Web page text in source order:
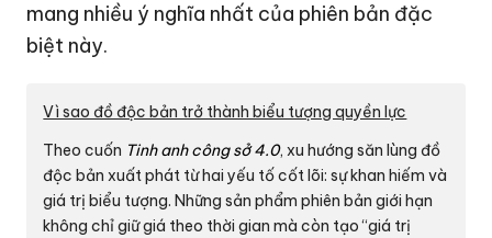
mang nhiều ý nghĩa nhất của phiên bản đặc
biệt này.
Vì sao đồ độc bản trở thành biểu tượng quyền lực
Theo cuốn Tinh anh công sở 4.0, xu hướng săn lùng đồ
độc bản xuất phát từ hai yếu tố cốt lõi: sự khan hiếm và
giá trị biểu tượng. Những sản phẩm phiên bản giới hạn
không chỉ giữ giá theo thời gian mà còn tạo “giá trị